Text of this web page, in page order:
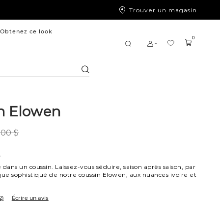
Trouver un magasin
Obtenez ce look
Chercher
0
Elowen
$
un coussin. Laissez-vous séduire, saison après saison, par
sophistiqué de notre coussin Elowen, aux nuances ivoire et
Écrire un avis